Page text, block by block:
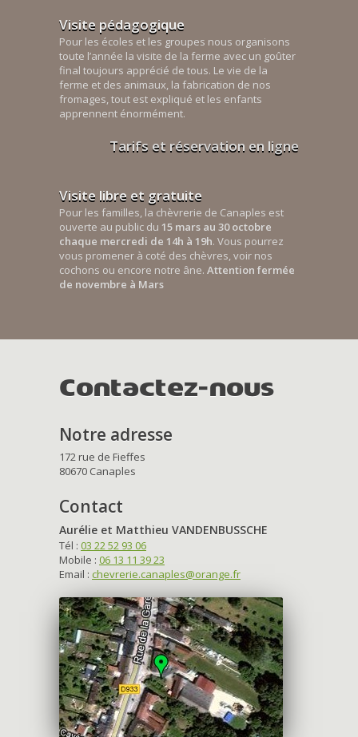
Visite pédagogique
Pour les écoles et les groupes nous organisons
toute l’année la visite de la ferme avec un goûter
final toujours apprécié de tous. Le vie de la
ferme et des animaux, la fabrication de nos
fromages, tout est expliqué et les enfants
apprennent énormément.
Tarifs et réservation en ligne
Visite libre et gratuite
Pour les familles, la chèvrerie de Canaples est
ouverte au public du 15 mars au 30 octobre
chaque mercredi de 14h à 19h. Vous pourrez
vous promener à coté des chèvres, voir nos
cochons ou encore notre âne. Attention fermée
de novembre à Mars
Contactez-nous
Notre adresse
172 rue de Fieffes
80670 Canaples
Contact
Aurélie et Matthieu VANDENBUSSCHE
Tél : 03 22 52 93 06
Mobile : 06 13 11 39 23
Email : chevrerie.canaples@orange.fr